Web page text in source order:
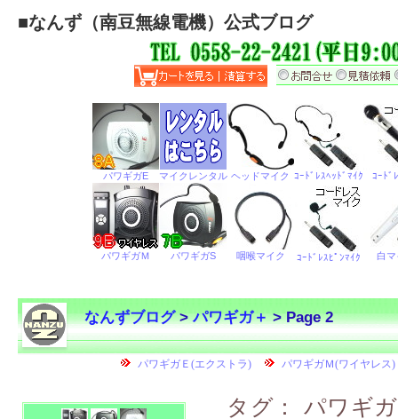
■なんず（南豆無線電機）公式ブログ
なんずブログ>パワギガ＋> Page 2
タグ： パワギ